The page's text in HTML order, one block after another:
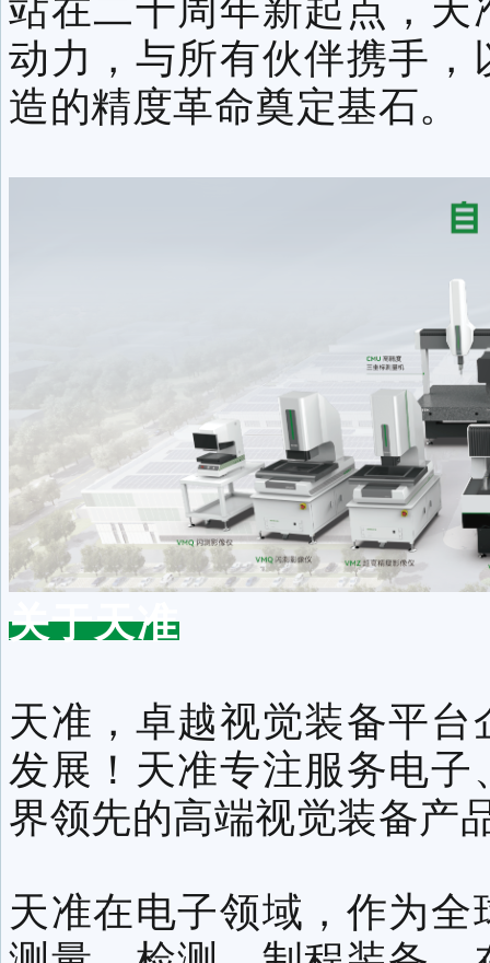
动力，与所有伙伴携手
造的精度革命奠定基石。
关于天准
天准，卓越视觉装备平
发展！天准专注服务电
界领先的高端视觉装备产
天准在电子领域，作为